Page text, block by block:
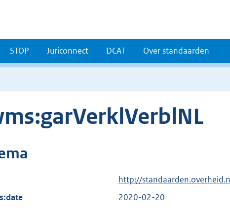
STOP Juriconnect DCAT Over standaarden
http://
2020-02-20